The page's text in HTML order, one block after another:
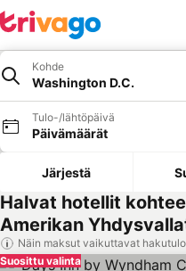
Kohde
Washington D.C.
Tulo-/lähtöpäivä
Päivämäärät
Järjestä
Halvat hotellit
Amerikan
Näin maksut vaikuttavat
Suosittu valinta